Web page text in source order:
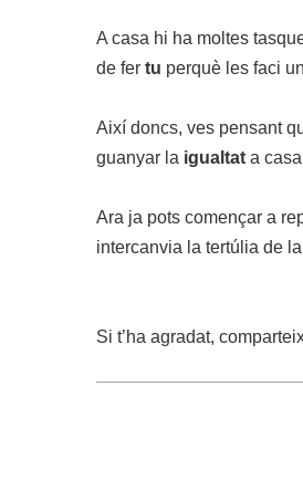
A casa hi ha moltes
de fer tu perquè les faci
Així doncs, ves pensant
guanyar la igualtat a
Ara ja pots començar a
intercanvia la tertúlia de
Si t’ha agradat,